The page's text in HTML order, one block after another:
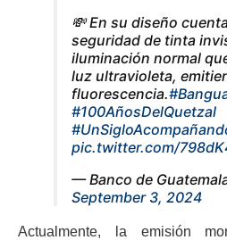
💸 En su diseño
seguridad de tinta
iluminación normal
luz ultravioleta,
fluorescencia.
#100AñosDelQuetzal
pic.twitter.com/
— Banco de
September 3, 2024
Actualmente, la emisión